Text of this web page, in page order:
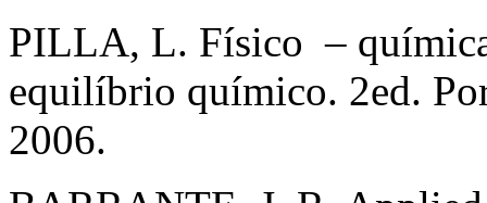
PILLA, L. Físico –
equilíbrio químico. 2ed.
2006.